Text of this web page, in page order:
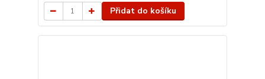
Přidat do košíku